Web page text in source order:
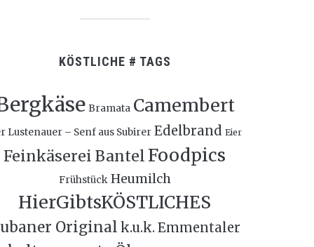
KÖSTLICHE # TAGS
Bramata Camembert
Lustenauer – Senf aus Subirer Edelbrand Eier
Feinkäserei BantelFoodpics
Frühstück Heumilch
HierGibtsKÖSTLICHES
Original k.u.k. Emmentaler